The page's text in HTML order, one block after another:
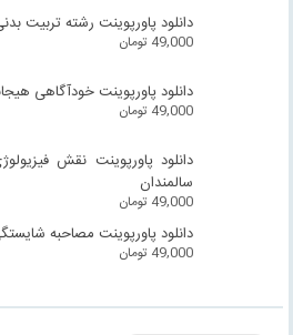
دانلود پاورپوینت رشته تربیت
49,000 تومان
دانلود پاورپوینت خودآگاهی
49,000 تومان
دانلود پاورپوینت نقش
سالمندان
49,000 تومان
دانلود پاورپوینت مصاحبه
49,000 تومان